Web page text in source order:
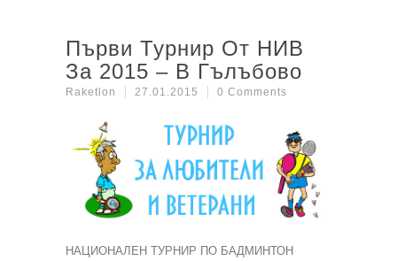
Първи Турнир От НИВ
За 2015 – В Гълъбово
Raketlon 27.01.2015 0 Comments
НАЦИОНАЛЕН ТУРНИР ПО БАДМИНТОН